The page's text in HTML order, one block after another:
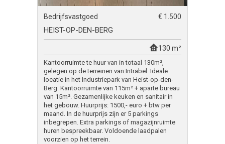
Bedrijfsvastgoed € 1.500
HEIST-OP-DEN-BERG
130 m²
Kantoorruimte te huur van in totaal 130m²,
gelegen op de terreinen van Intrabel. Ideale
locatie in het Industriepark van Heist-op-den-
Berg. Kantoorruimte van 115m² + aparte bureau
van 15m². Gezamenlijke keuken en sanitair in
het gebouw. Huurprijs: 1500,- euro + btw per
maand. In de huurprijs zijn er 5 parkings
inbegrepen. Extra parkings of magazijnruimte
huren bespreekbaar. Voldoende laadpalen
voorzien op het terrein.